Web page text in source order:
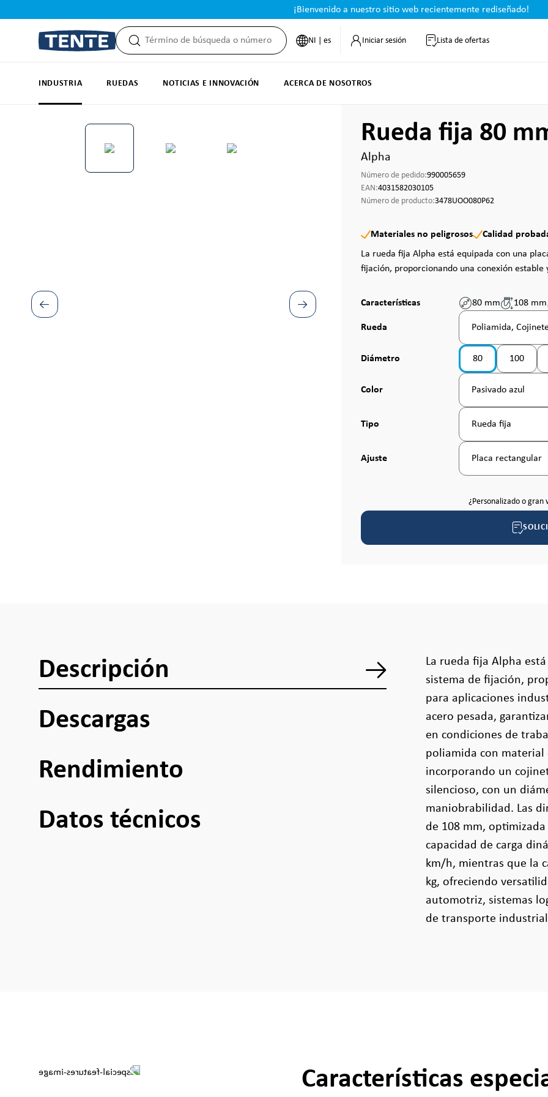
¡Bienvenido a nuestro sitio web recientemente rediseñado!
NI | es Iniciar sesión Lista de ofertas
INDUSTRIA RUEDAS NOTICIAS E INNOVACIÓN ACERCA DE NOSOTROS
Omitir galería de imágenes Rueda fija 80
Alpha
Número de pedido:990005659
EAN:4031582030105
Número de producto:3478UOO080P62
Materiales no peligrosos Calidad
La rueda fija Alpha está equipada con una
fijación, proporcionando una conexión estable
Características 80 mm 108 mm
Seleccione
Rueda Poliamida,
Seleccione
Diámetro 80 100
Seleccione
Color Pasivado azul
Seleccione
Tipo Rueda fija
Seleccione
Ajuste Placa rectangular
¿Personalizado o gran
Descripción
Descargas
Rendimiento
Datos técnicos
La rueda fija Alpha
sistema de fijación,
para aplicaciones
acero pesada,
en condiciones de
poliamida con material
incorporando un
silencioso, con un
maniobrabilidad. Las
de 108 mm,
capacidad de carga
km/h, mientras que la
kg, ofreciendo
automotriz, sistemas
de transporte
Características